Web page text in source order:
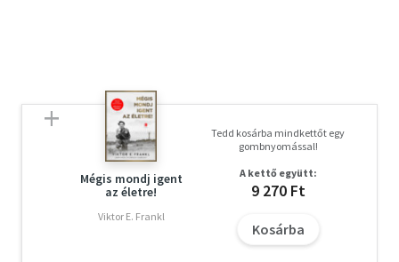
biológiát és a neurológiát, hogy bemutassa, miként
viselkedünk barátságainkban gyerekként, felnőttként,
idős emberként; milyen folyamatok révén alakulnak ki és
maradnak fenn egészséges társas kötelékeink; és hogyan
változtatja meg a barátságot korunkban a közösségi
A lenyűgöző tudományos információk, a személyes
történetek és az átfogó evolúciós perspektíva
Mégis mondj igent
az életre!
Viktor E. Frankl
Tedd kosárba mindkettőt egy
gombnyomással!
A kettő együtt:
9 270 Ft
Kosárba